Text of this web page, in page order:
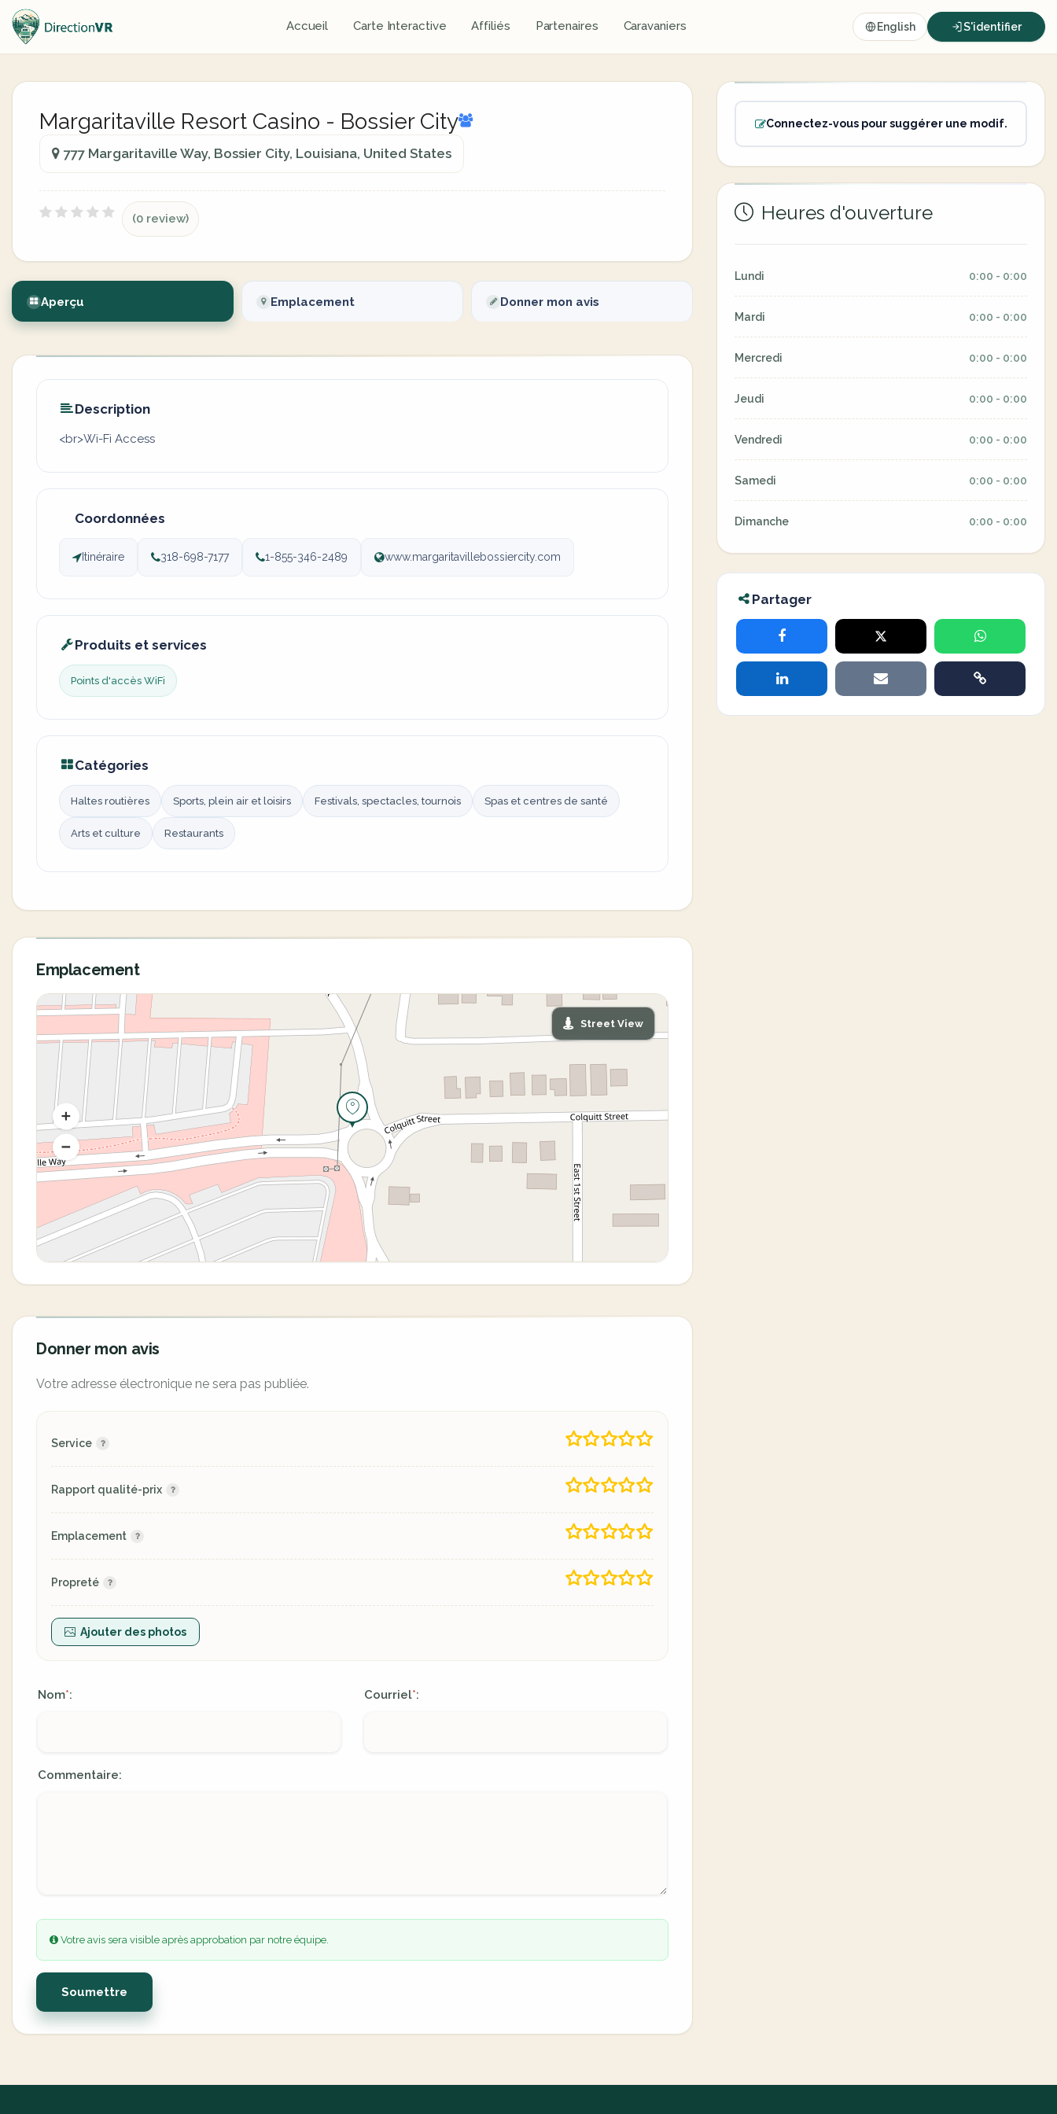
Accueil Carte Interactive Affiliés Partenaires Caravaniers English S'identifier
Margaritaville Resort Casino - Bossier City
777 Margaritaville Way, Bossier City, Louisiana, United States
(0 review)
Aperçu Emplacement Donner mon avis
Description
<br>Wi-Fi Access
Coordonnées
Itinéraire 318-698-7177 1-855-346-2489 www.margaritavillebossiercity.com
Produits et services
Points d'accès WiFi
Catégories
Haltes routières Sports, plein air et loisirs Festivals, spectacles, tournois Spas et centres de santé
Arts et culture Restaurants
Emplacement
Street View
Donner mon avis
Votre adresse électronique ne sera pas publiée.
Service
Rapport qualité-prix
Emplacement
Propreté
Ajouter des photos
Nom*: Courriel*:
Commentaire:
Votre avis sera visible après approbation par notre équipe.
Soumettre
Connectez-vous pour suggérer une modif.
Heures d'ouverture
Lundi 0:00 - 0:00
Mardi 0:00 - 0:00
Mercredi 0:00 - 0:00
Jeudi 0:00 - 0:00
Vendredi 0:00 - 0:00
Samedi 0:00 - 0:00
Dimanche 0:00 - 0:00
Partager